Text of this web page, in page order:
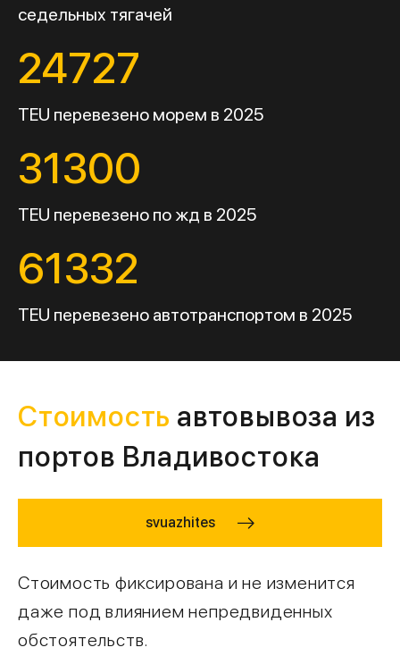
седельных тягачей
24727
TEU перевезено морем в 2025
31300
TEU перевезено по жд в 2025
61332
TEU перевезено автотранспортом в 2025
Стоимость автовывоза из
портов Владивостока
svuazhites
Стоимость фиксирована и не изменится
даже под влиянием непредвиденных
обстоятельств.